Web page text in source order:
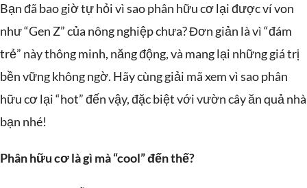
Bạn đã bao giờ tự hỏi vì sao phân hữu cơ lại được ví von
như “Gen Z” của nông nghiệp chưa? Đơn giản là vì “đám
trẻ” này thông minh, năng động, và mang lại những giá trị
bền vững không ngờ. Hãy cùng giải mã xem vì sao phân
hữu cơ lại “hot” đến vậy, đặc biệt với vườn cây ăn quả nhà
bạn nhé!
Phân hữu cơ là gì mà “cool” đến thế?